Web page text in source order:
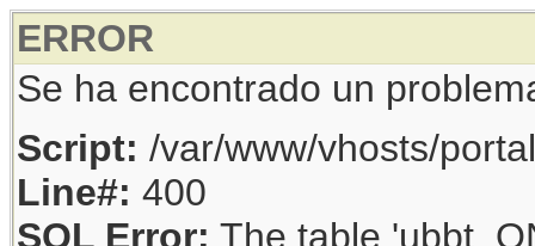
ERROR
Se ha encontrado un
Script: /var/www/vhosts/
Line#: 400
SQL Error: The table